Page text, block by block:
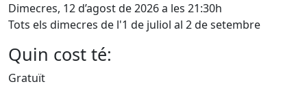
Dimecres, 12 d’agost de 2026 a les 21:30h
Tots els dimecres de l'1 de juliol al 2 de setembre
Quin cost té:
Gratuït